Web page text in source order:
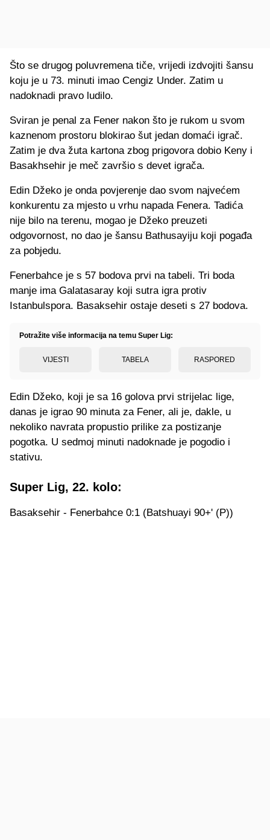
Što se drugog poluvremena tiče, vrijedi izdvojiti šansu
koju je u 73. minuti imao Cengiz Under. Zatim u
nadoknadi pravo ludilo.
Sviran je penal za Fener nakon što je rukom u svom
kaznenom prostoru blokirao šut jedan domaći igrač.
Zatim je dva žuta kartona zbog prigovora dobio Keny i
Basakhsehir je meč završio s devet igrača.
Edin Džeko je onda povjerenje dao svom najvećem
konkurentu za mjesto u vrhu napada Fenera. Tadića
nije bilo na terenu, mogao je Džeko preuzeti
odgovornost, no dao je šansu Bathusayiju koji pogađa
za pobjedu.
Fenerbahce je s 57 bodova prvi na tabeli. Tri boda
manje ima Galatasaray koji sutra igra protiv
Istanbulspora. Basaksehir ostaje deseti s 27 bodova.
Potražite više informacija na temu Super Lig:
VIJESTI TABELA RASPORED
Edin Džeko, koji je sa 16 golova prvi strijelac lige,
danas je igrao 90 minuta za Fener, ali je, dakle, u
nekoliko navrata propustio prilike za postizanje
pogotka. U sedmoj minuti nadoknade je pogodio i
stativu.
Super Lig, 22. kolo:
Basaksehir - Fenerbahce 0:1 (Batshuayi 90+' (P))